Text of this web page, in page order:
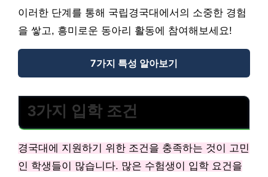
이러한 단계를 통해 국립경국대에서의 소중한 경험
을 쌓고, 흥미로운 동아리 활동에 참여해보세요!
7가지 특성 알아보기
3가지 입학 조건
경국대에 지원하기 위한 조건을 충족하는 것이 고민
인 학생들이 많습니다. 많은 수험생이 입학 요건을